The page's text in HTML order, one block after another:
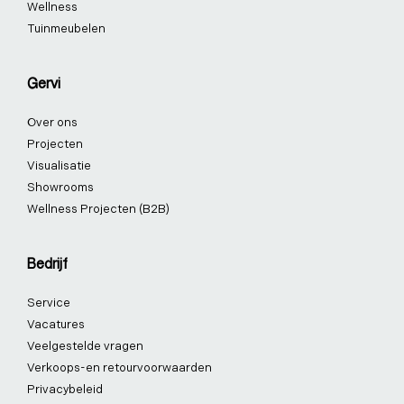
Wellness
Tuinmeubelen
Gervi
Over ons
Projecten
Visualisatie
Showrooms
Wellness Projecten (B2B)
Bedrijf
Service
Vacatures
Veelgestelde vragen
Verkoops-en retourvoorwaarden
Privacybeleid